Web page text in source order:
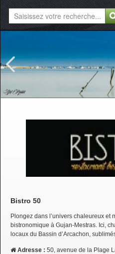
Bistro 50
Plongez dans l’univers chaleureux et
bistronomique à Gujan-Mestras. Ici,
locaux du Bassin d’Arcachon,
Adresse : 50, avenue de la Plage